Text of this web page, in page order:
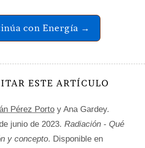
con Energía →
ESTE ARTÍCULO
Pérez Porto y Ana Gardey.
junio de 2023. Radiación - Qué
y concepto. Disponible en